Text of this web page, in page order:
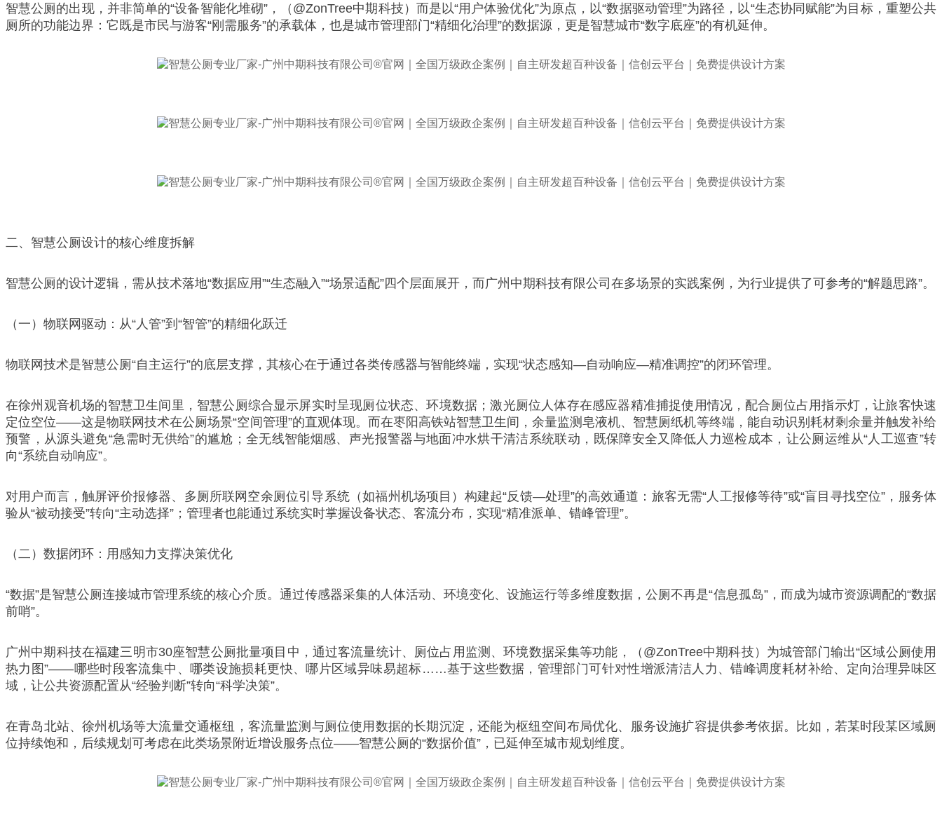
智慧公厕的出现，并非简单的“设备智能化堆砌”，（@ZonTree中期科技）而是以“用户体验优化”为原点，以“数据驱动管理”为路径，以“生态协同赋能”为目标，重塑公共
厕所的功能边界：它既是市民与游客“刚需服务”的承载体，也是城市管理部门“精细化治理”的数据源，更是智慧城市“数字底座”的有机延伸。
二、智慧公厕设计的核心维度拆解
智慧公厕的设计逻辑，需从技术落地“数据应用”“生态融入”“场景适配”四个层面展开，而广州中期科技有限公司在多场景的实践案例，为行业提供了可参考的“解题思路”。
（一）物联网驱动：从“人管”到“智管”的精细化跃迁
物联网技术是智慧公厕“自主运行”的底层支撑，其核心在于通过各类传感器与智能终端，实现“状态感知—自动响应—精准调控”的闭环管理。
在徐州观音机场的智慧卫生间里，智慧公厕综合显示屏实时呈现厕位状态、环境数据；激光厕位人体存在感应器精准捕捉使用情况，配合厕位占用指示灯，让旅客快速
定位空位——这是物联网技术在公厕场景“空间管理”的直观体现。而在枣阳高铁站智慧卫生间，余量监测皂液机、智慧厕纸机等终端，能自动识别耗材剩余量并触发补给
预警，从源头避免“急需时无供给”的尴尬；全无线智能烟感、声光报警器与地面冲水烘干清洁系统联动，既保障安全又降低人力巡检成本，让公厕运维从“人工巡查”转
向“系统自动响应”。
对用户而言，触屏评价报修器、多厕所联网空余厕位引导系统（如福州机场项目）构建起“反馈—处理”的高效通道：旅客无需“人工报修等待”或“盲目寻找空位”，服务体
验从“被动接受”转向“主动选择”；管理者也能通过系统实时掌握设备状态、客流分布，实现“精准派单、错峰管理”。
（二）数据闭环：用感知力支撑决策优化
“数据”是智慧公厕连接城市管理系统的核心介质。通过传感器采集的人体活动、环境变化、设施运行等多维度数据，公厕不再是“信息孤岛”，而成为城市资源调配的“数据
前哨”。
广州中期科技在福建三明市30座智慧公厕批量项目中，通过客流量统计、厕位占用监测、环境数据采集等功能，（@ZonTree中期科技）为城管部门输出“区域公厕使用
热力图”——哪些时段客流集中、哪类设施损耗更快、哪片区域异味易超标……基于这些数据，管理部门可针对性增派清洁人力、错峰调度耗材补给、定向治理异味区
域，让公共资源配置从“经验判断”转向“科学决策”。
在青岛北站、徐州机场等大流量交通枢纽，客流量监测与厕位使用数据的长期沉淀，还能为枢纽空间布局优化、服务设施扩容提供参考依据。比如，若某时段某区域厕
位持续饱和，后续规划可考虑在此类场景附近增设服务点位——智慧公厕的“数据价值”，已延伸至城市规划维度。